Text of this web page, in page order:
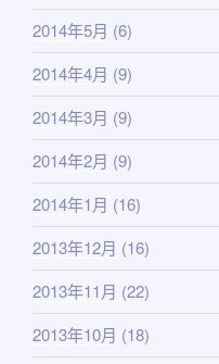
2014年5月 (6)
2014年4月 (9)
2014年3月 (9)
2014年2月 (9)
2014年1月 (16)
2013年12月 (16)
2013年11月 (22)
2013年10月 (18)